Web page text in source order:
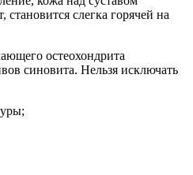
становится слегка горячей на
остеохондрита
синовита. Нельзя исключать